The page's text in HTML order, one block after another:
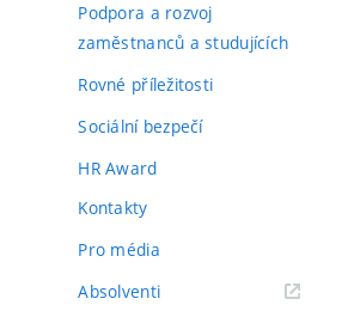
Podpora a rozvoj
zaměstnanců a studujících
Rovné příležitosti
Sociální bezpečí
HR Award
Kontakty
Pro média
Absolventi(externí